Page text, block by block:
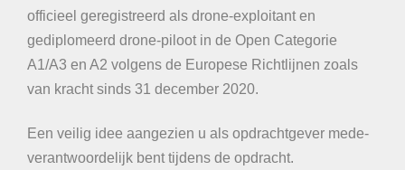
officieel geregistreerd als drone-exploitant en
gediplomeerd drone-piloot in de Open Categorie
A1/A3 en A2 volgens de Europese Richtlijnen zoals
van kracht sinds 31 december 2020.
Een veilig idee aangezien u als opdrachtgever mede-
verantwoordelijk bent tijdens de opdracht.